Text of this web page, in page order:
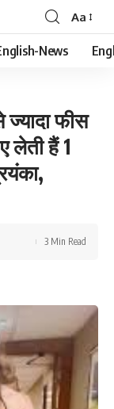
Font
Resizer
Aa
News
फीस
लेती हैं 1
3 Min Read